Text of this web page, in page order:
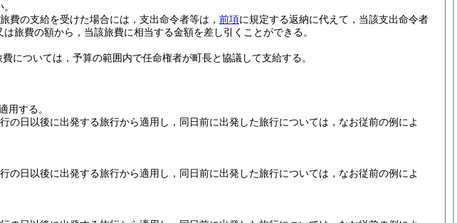
費の支給を受けた場合には，支出命令者等は， 前項に規定する返納に代えて，当該支出命令者
旅費の額から，当該旅費に相当する金額を差し引くことができる。
については，予算の範囲内で任命権者が町長と協議して支給する。
用する。
の日以後に出発する旅行から適用し，同日前に出発した旅行については，なお従前の例によ
の日以後に出発する旅行から適用し，同日前に出発した旅行については，なお従前の例によ